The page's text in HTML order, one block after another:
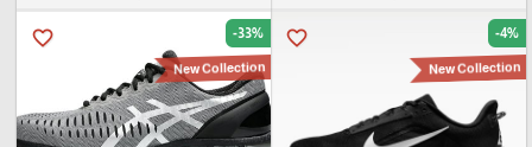
favorite_border -4%
New Collection
favorite_border -33%
New Collection